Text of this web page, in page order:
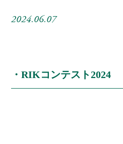
2024.06.07
・RIKコンテスト2024